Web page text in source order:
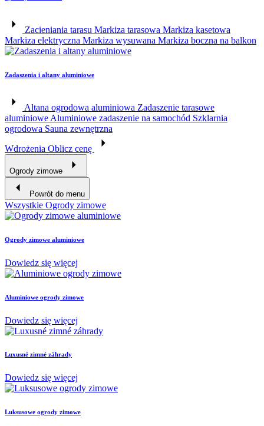
Zacieniania tarasu Markiza tarasowa Markiza kasetowa
Markiza elektryczna Markiza wysuwana Markiza boczna na balkon
Zadaszenia i altany aluminiowe
Altana ogrodowa aluminiowa Zadaszenie tarasowe
aluminiowe Aluminiowe zadaszenie na samochód Szklarnia
ogrodowa Sauna zewnętrzna
Wdrożenia Oblicz cenę
Ogrody zimowe
Powrót do menu
Wszystkie Ogrody zimowe
Ogrody zimowe aluminiowe
Dowiedz się więcej
Aluminiowe ogrody zimowe
Dowiedz się więcej
Luxusné zimné záhrady
Dowiedz się więcej
Luksusowe ogrody zimowe